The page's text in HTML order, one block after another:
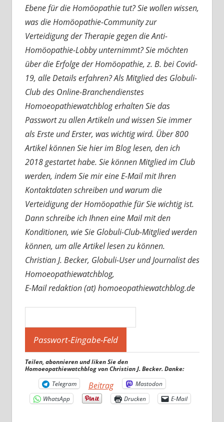
Ebene für die Homöopathie tut? Sie wollen wissen,
was die Homöopathie-Community zur
Verteidigung der Therapie gegen die Anti-
Homöopathie-Lobby unternimmt? Sie möchten
über die Erfolge der Homöopathie, z. B. bei Covid-
19, alle Details erfahren? Als Mitglied des Globuli-
Club des Online-Branchendienstes
Homoeopathiewatchblog erhalten Sie das
Passwort zu allen Artikeln und wissen Sie immer
als Erste und Erster, was wichtig wird. Über 800
Artikel können Sie hier im Blog lesen, den ich
2018 gestartet habe. Sie können Mitglied im Club
werden, indem Sie mir eine E-Mail mit Ihren
Kontaktdaten schreiben und warum die
Verteidigung der Homöopathie für Sie wichtig ist.
Dann schreibe ich Ihnen eine Mail mit den
Konditionen, wie Sie Globuli-Club-Mitglied werden
können, um alle Artikel lesen zu können.
Christian J. Becker, Globuli-User und Journalist des
Homoeopathiewatchblog,
E-Mail redaktion (at) homoeopathiewatchblog.de
Teilen, abonnieren und liken Sie den
Homoeopathiewatchblog von Christian J. Becker. Danke:
Telegram
Beitrag
Mastodon
WhatsApp
Drucken E-Mail